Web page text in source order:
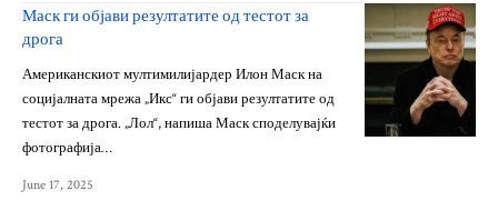
Маск ги објави резултатите од тестот за
дрога
Американскиот мултимилијардер Илон Маск на
социјалната мрежа „Икс“ ги објави резултатите од
тестот за дрога. „Лол“, напиша Маск споделувајќи
фотографија…
June 17, 2025